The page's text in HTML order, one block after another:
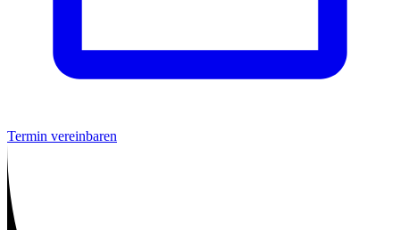
Termin vereinbaren